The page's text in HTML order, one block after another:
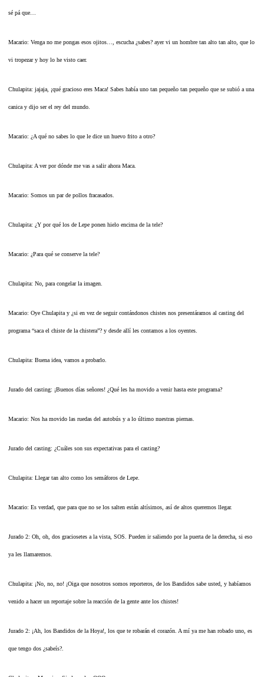
sé pá que…
Macario: Venga no me pongas esos ojitos…, escucha ¿sabes? ayer vi un hombre tan alto tan alto, que lo
vi tropezar y hoy lo he visto caer.
Chulapita: jajaja, ¡qué gracioso eres Maca! Sabes había uno tan pequeño tan pequeño que se subió a una
canica y dijo ser el rey del mundo.
Macario: ¿A qué no sabes lo que le dice un huevo frito a otro?
Chulapita: A ver por dónde me vas a salir ahora Maca.
Macario: Somos un par de pollos fracasados.
Chulapita: ¿Y por qué los de Lepe ponen hielo encima de la tele?
Macario: ¿Para qué se conserve la tele?
Chulapita: No, para congelar la imagen.
Macario: Oye Chulapita y ¿si en vez de seguir contándonos chistes nos presentáramos al casting del
programa “saca el chiste de la chistera”? y desde allí les contamos a los oyentes.
Chulapita: Buena idea, vamos a probarlo.
Jurado del casting: ¡Buenos días señores! ¿Qué les ha movido a venir hasta este programa?
Macario: Nos ha movido las ruedas del autobús y a lo último nuestras piernas.
Jurado del casting: ¿Cuáles son sus expectativas para el casting?
Chulapita: Llegar tan alto como los semáforos de Lepe.
Macario: Es verdad, que para que no se los salten están altísimos, así de altos queremos llegar.
Jurado 2: Oh, oh, dos graciosetes a la vista, SOS. Pueden ir saliendo por la puerta de la derecha, si eso
ya les llamaremos.
Chulapita: ¡No, no, no! ¡Oiga que nosotros somos reporteros, de los Bandidos sabe usted, y habíamos
venido a hacer un reportaje sobre la reacción de la gente ante los chistes!
Jurado 2: ¡Ah, los Bandidos de la Hoya!, los que te robarán el corazón. A mí ya me han robado uno, es
que tengo dos ¿sabeís?.